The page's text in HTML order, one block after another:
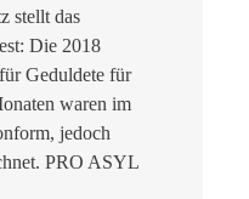
stellt das
Die 2018
Geduldete für
waren im
jedoch
PRO ASYL